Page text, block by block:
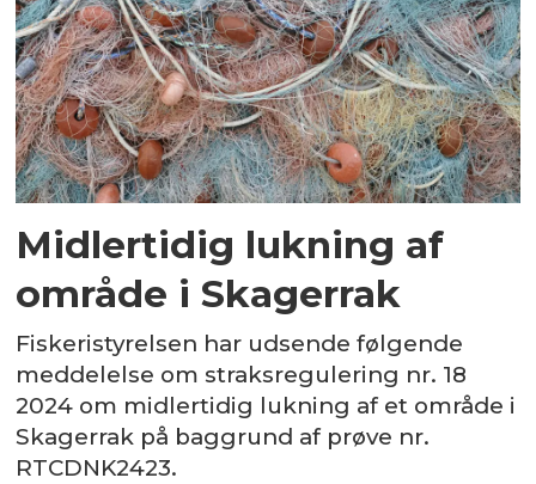
Midlertidig lukning af
område i Skagerrak
Fiskeristyrelsen har udsende følgende
meddelelse om straksregulering nr. 18
2024 om midlertidig lukning af et område i
Skagerrak på baggrund af prøve nr.
RTCDNK2423.